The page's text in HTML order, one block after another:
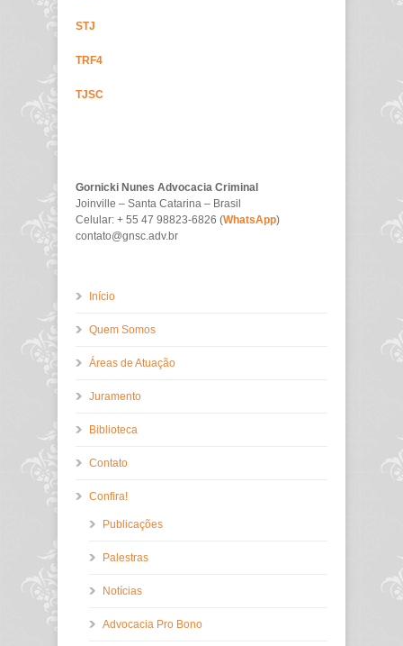
STJ
TRF4
TJSC
Gornicki Nunes Advocacia Criminal
Joinville – Santa Catarina – Brasil
Celular: + 55 47 98823-6826 (WhatsApp)
contato@gnsc.adv.br
Início
Quem Somos
Áreas de Atuação
Juramento
Biblioteca
Contato
Confira!
Publicações
Palestras
Notícias
Advocacia Pro Bono